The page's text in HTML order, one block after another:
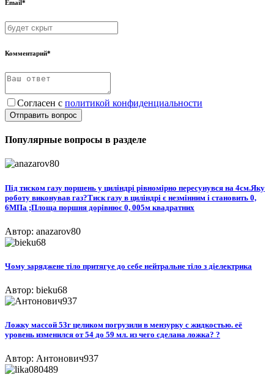
Email*
Комментарий*
Согласен с политикой конфиденциальности
Отправить вопрос
Популярные вопросы в разделе
Під тиском газу поршень у циліндрі рівномірно пересунувся на 4см.Яку
роботу виконував газ?Тиск газу в циліндрі є незмінним і становить 0,
6МПа ;Площа поршня дорівнює 0, 005м квадратних
Автор: anazarov80
Чому заряджене тіло притягуе до себе нейтральне тіло з діелектрика
Автор: bieku68
Ложку массой 53г целиком погрузили в мензурку с жидкостью. её
уровень изменился от 54 до 59 мл. из чего сделана ложка? ?
Автор: Антонович937